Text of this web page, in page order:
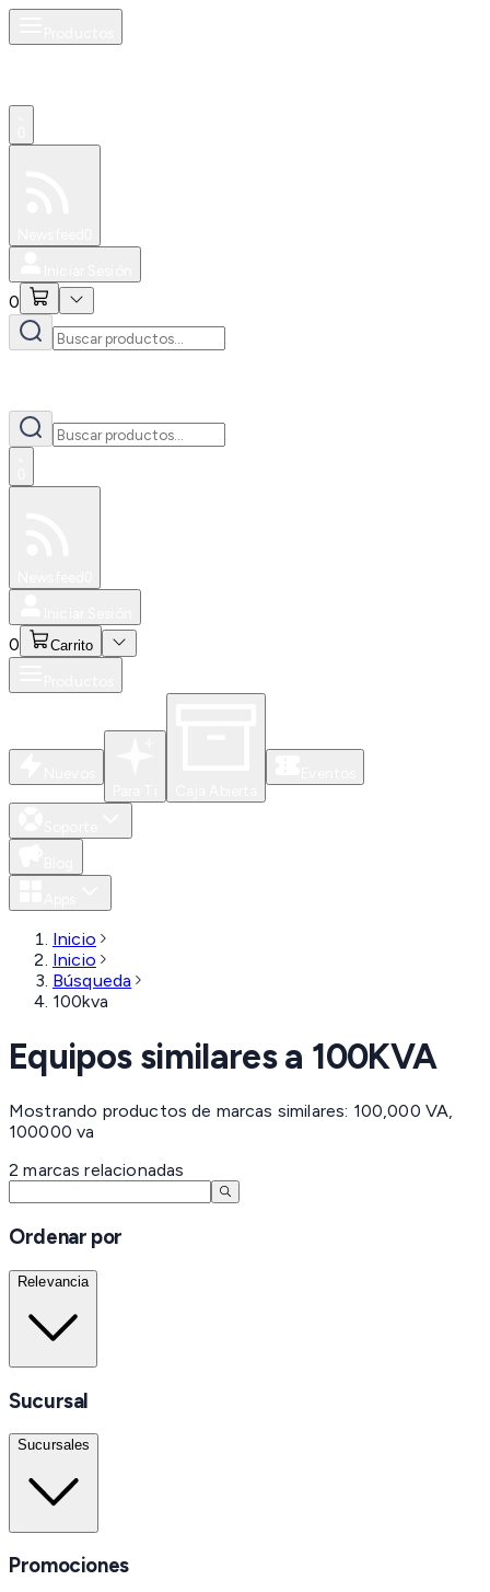
0
0 Carrito
Inicio
Inicio
Búsqueda
100kva
Equipos similares a 100KVA
Mostrando productos de marcas similares: 100,000 VA,
100000 va
2 marcas relacionadas
Ordenar por
Relevancia
Sucursal
Sucursales
Promociones